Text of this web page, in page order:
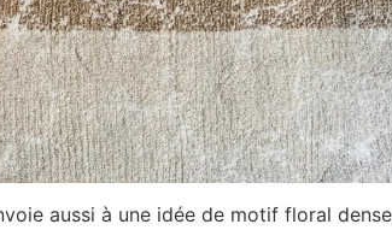
aussi à une idée de motif floral